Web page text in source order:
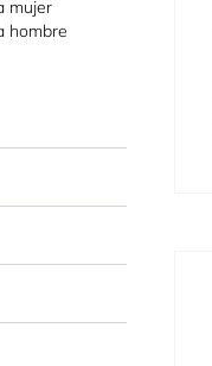
mujer
hombre